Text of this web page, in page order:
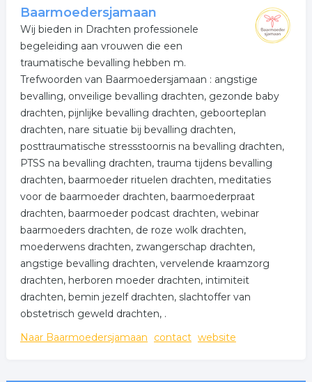
Baarmoedersjamaan
Wij bieden in Drachten professionele
begeleiding aan vrouwen die een
traumatische bevalling hebben m.
Trefwoorden van Baarmoedersjamaan : angstige
bevalling, onveilige bevalling drachten, gezonde baby
drachten, pijnlijke bevalling drachten, geboorteplan
drachten, nare situatie bij bevalling drachten,
posttraumatische stressstoornis na bevalling drachten,
PTSS na bevalling drachten, trauma tijdens bevalling
drachten, baarmoeder rituelen drachten, meditaties
voor de baarmoeder drachten, baarmoederpraat
drachten, baarmoeder podcast drachten, webinar
baarmoeders drachten, de roze wolk drachten,
moederwens drachten, zwangerschap drachten,
angstige bevalling drachten, vervelende kraamzorg
drachten, herboren moeder drachten, intimiteit
drachten, bemin jezelf drachten, slachtoffer van
obstetrisch geweld drachten, .
Naar Baarmoedersjamaan
contact website